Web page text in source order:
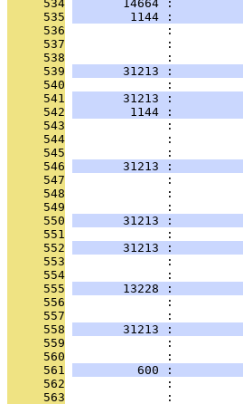
     534
14664 :
     535
1144 :
     536
:
     537
              :
     538
:
     539
31213 :
     540
              :
     541
31213 :
     542
1144 :
     543
:
     544
              :
     545
:
     546
31213 :
     547
              :
     548
:
     549
:
     550
31213 :
     551
              :
     552
31213 :
     553
:
     554
:
     555
13228 :
     556
              :
     557
:
     558
31213 :
     559
:
     560
:
     561
600 :
     562
:
     563
              :